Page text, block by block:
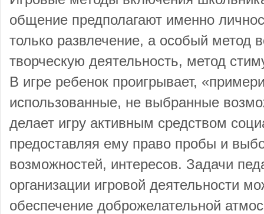
общение предполагают именно
только развлечение, а особый метод
творческую деятельность, метод
В игре ребенок проигрывает,
использованные, не выбранные
делает игру активным средством
предоставляя ему право пробы и
возможностей, интересов. Задачи
организации игровой деятельности
обеспечение доброжелательной